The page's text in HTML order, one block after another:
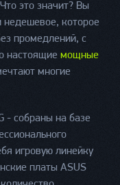
это значит? Вы
недешевое, которое
промедлений, с
настоящие мощные
многие
- собраны на базе
игровую линейку
платы ASUS